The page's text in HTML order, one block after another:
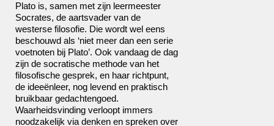
Plato is, samen met zijn leermeester
Socrates, de aartsvader van de
westerse filosofie. Die wordt wel eens
beschouwd als ‘niet meer dan een serie
voetnoten bij Plato’. Ook vandaag de dag
zijn de socratische methode van het
filosofische gesprek, en haar richtpunt,
de ideeënleer, nog levend en praktisch
bruikbaar gedachtengoed.
Waarheidsvinding verloopt immers
noodzakelijk via denken en spreken over